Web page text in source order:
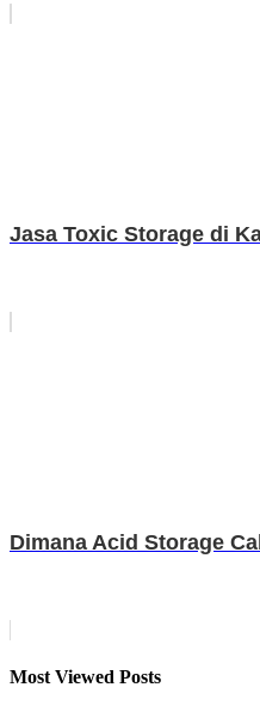
Jasa Toxic Storage di
Dimana Acid Storage
Most Viewed Posts